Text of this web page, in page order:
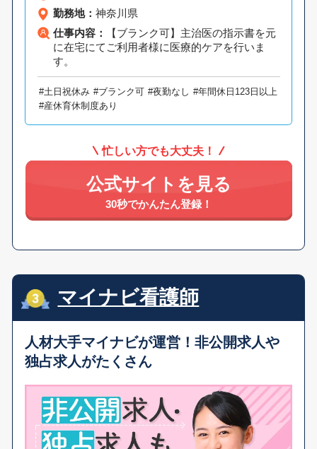
勤務地： 神奈川県
仕事内容：
【ブランク可】主治医の指示書を元
に在宅にてご利用者様に医療的ケアを行いま
す。
#土日祝休み #ブランク可 #夜勤なし #年間休日123日以上
#産休育休制度あり
忙しい方でも大丈夫！
公式サイトを見る
30秒でかんたん登録！
マイナビ看護師
人材大手マイナビが運営！非公開求人や
独占求人がたくさん